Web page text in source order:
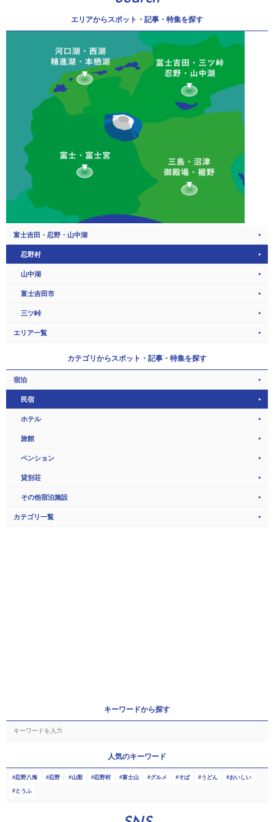
エリアからスポット・記事・特集を探す
富士吉田・忍野・山中湖
忍野村
山中湖
富士吉田市
三ツ峠
エリア一覧
カテゴリからスポット・記事・特集を探す
宿泊
民宿
ホテル
旅館
ペンション
貸別荘
その他宿泊施設
カテゴリ一覧
キーワードから探す
人気のキーワード
忍野八海 忍野 山梨 忍野村 富士山 グルメ そば うどん おいしい
とうふ